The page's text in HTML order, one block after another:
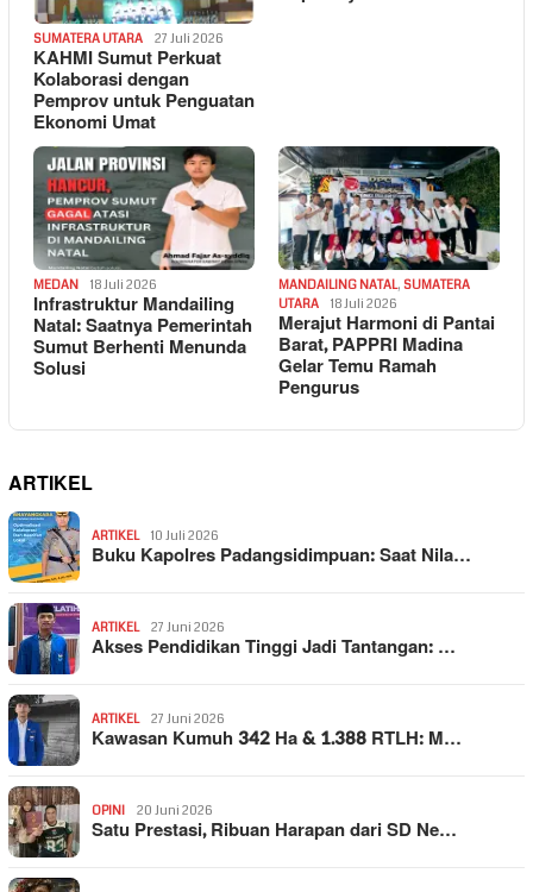
SUMATERA UTARA 27 Juli 2026
KAHMI Sumut Perkuat
Kolaborasi dengan
Pemprov untuk Penguatan
Ekonomi Umat
MEDAN 18 Juli 2026
Infrastruktur Mandailing
Natal: Saatnya Pemerintah
Sumut Berhenti Menunda
Solusi
MANDAILING NATAL, SUMATERA
UTARA
18 Juli 2026
Merajut Harmoni di Pantai
Barat, PAPPRI Madina
Gelar Temu Ramah
Pengurus
ARTIKEL
ARTIKEL 10 Juli 2026
Buku Kapolres Padangsidimpuan: Saat Nila…
ARTIKEL 27 Juni 2026
Akses Pendidikan Tinggi Jadi Tantangan: …
ARTIKEL 27 Juni 2026
Kawasan Kumuh 342 Ha & 1.388 RTLH: M…
OPINI 20 Juni 2026
Satu Prestasi, Ribuan Harapan dari SD Ne…